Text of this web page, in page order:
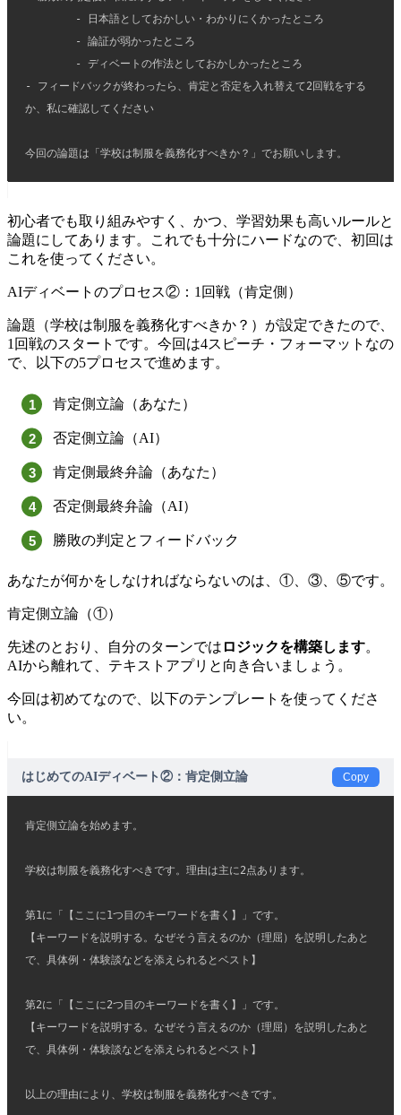
	- 日本語としておかしい・わかりにくかったところ
	- 論証が弱かったところ
	- ディベートの作法としておかしかったところ
- フィードバックが終わったら、肯定と否定を入れ替えて2回戦をする
か、私に確認してください
今回の論題は「学校は制服を義務化すべきか？」でお願いします。
初心者でも取り組みやすく、かつ、学習効果も高いルールと
論題にしてあります。これでも十分にハードなので、初回は
これを使ってください。
AIディベートのプロセス②：1回戦（肯定側）
論題（学校は制服を義務化すべきか？）が設定できたので、
1回戦のスタートです。今回は4スピーチ・フォーマットなの
で、以下の5プロセスで進めます。
肯定側立論（あなた）
否定側立論（AI）
肯定側最終弁論（あなた）
否定側最終弁論（AI）
勝敗の判定とフィードバック
あなたが何かをしなければならないのは、①、③、⑤です。
肯定側立論（①）
先述のとおり、自分のターンでは ロジックを構築します。
AIから離れて、テキストアプリと向き合いましょう。
今回は初めてなので、以下のテンプレートを使ってくださ
い。
はじめてのAIディベート②：肯定側立論 Copy
肯定側立論を始めます。
学校は制服を義務化すべきです。理由は主に2点あります。
第1に「【ここに1つ目のキーワードを書く】」です。
【キーワードを説明する。なぜそう言えるのか（理屈）を説明したあと
で、具体例・体験談などを添えられるとベスト】
第2に「【ここに2つ目のキーワードを書く】」です。
【キーワードを説明する。なぜそう言えるのか（理屈）を説明したあと
で、具体例・体験談などを添えられるとベスト】
以上の理由により、学校は制服を義務化すべきです。